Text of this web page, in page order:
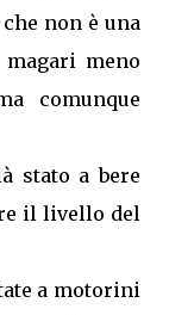
non è una
meno
comunque
stato a bere
il livello del
a motorini